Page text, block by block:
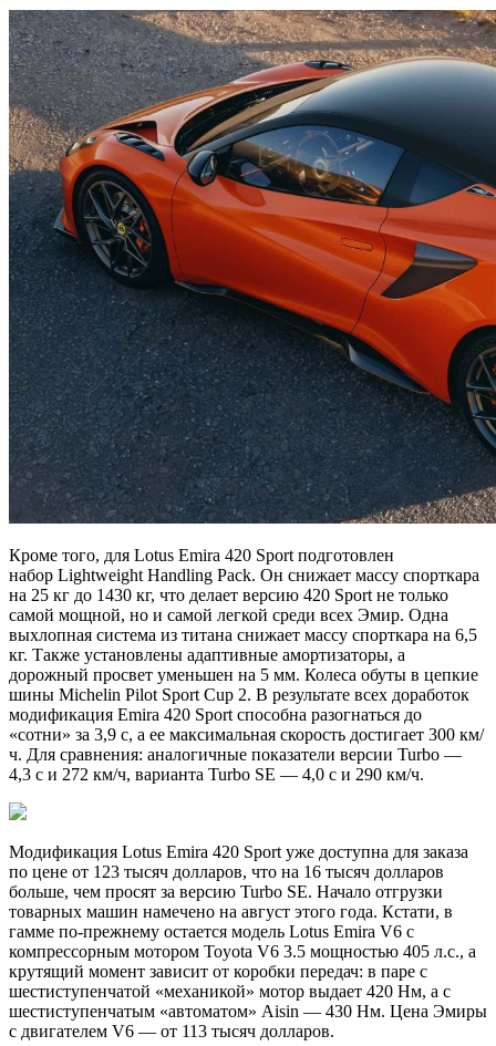
Кроме того, для Lotus Emira 420 Sport подготовлен
набор Lightweight Handling Pack. Он снижает массу спорткара
на 25 кг до 1430 кг, что делает версию 420 Sport не только
самой мощной, но и самой легкой среди всех Эмир. Одна
выхлопная система из титана снижает массу спорткара на 6,5
кг. Также установлены адаптивные амортизаторы, а
дорожный просвет уменьшен на 5 мм. Колеса обуты в цепкие
шины Michelin Pilot Sport Cup 2. В результате всех доработок
модификация Emira 420 Sport способна разогнаться до
«сотни» за 3,9 с, а ее максимальная скорость достигает 300 км/
ч. Для сравнения: аналогичные показатели версии Turbo —
4,3 с и 272 км/ч, варианта Turbo SE — 4,0 с и 290 км/ч.
Модификация Lotus Emira 420 Sport уже доступна для заказа
по цене от 123 тысяч долларов, что на 16 тысяч долларов
больше, чем просят за версию Turbo SE. Начало отгрузки
товарных машин намечено на август этого года. Кстати, в
гамме по-прежнему остается модель Lotus Emira V6 с
компрессорным мотором Toyota V6 3.5 мощностью 405 л.с., а
крутящий момент зависит от коробки передач: в паре с
шестиступенчатой «механикой» мотор выдает 420 Нм, а с
шестиступенчатым «автоматом» Aisin — 430 Нм. Цена Эмиры
с двигателем V6 — от 113 тысяч долларов.